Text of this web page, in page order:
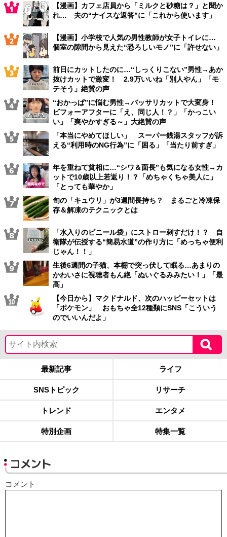
【漫画】カフェ店員から「ミルクと砂糖は？」と聞か
れ… 夫の“ナイスな返答”に「これから使います」
【漫画】小学校で人気の男性教師が女子トイレに…
個室の隙間から見えた“恐ろしいモノ”に「許せない」
前日にカットしたのに…“しっくりこない”男性→あか
抜けカットで激変！ 2.9万いいね「別人やん」「モ
テそう」絶賛の声
“おかっぱ”に悩む男性→バッサリカットで大変身！
ビフォーアフターに「え、同じ人！？」「かっこい
い」「爽やかすぎる～」大絶賛の声
「本当にやめてほしい」 スーパー銭湯スタッフが訴
える“利用時のNG行為”に「困る」「当たり前すぎ」
年を重ねて貧相に…“シワ＆面長”も気になる女性→カ
ットで10歳以上若返り！？「めちゃくちゃ美人に」
「とっても華やか」
旬の「キュウリ」が3週間長持ち？ まるごと冷凍保
存＆解凍のテクニックとは
「水入りのビニール袋」にストロー刺すだけ！？ 自
衛隊が伝授する“簡易水道”の作り方に「めっちゃ便利
じゃん！！」
生後6週間の子猫、本棚で突っ伏して眠る…あまりの
かわいさに視聴者もん絶「ぬいぐるみみたい！」「最
高」
【今日から】マクドナルド、次のハッピーセットは
「ポケモン」 おもちゃ全12種類にSNS「こういう
のでいいんだよ」
最新記事 ライフ
SNSトピック リサーチ
トレンド エンタメ
特別企画 特集一覧
コメント
コメント